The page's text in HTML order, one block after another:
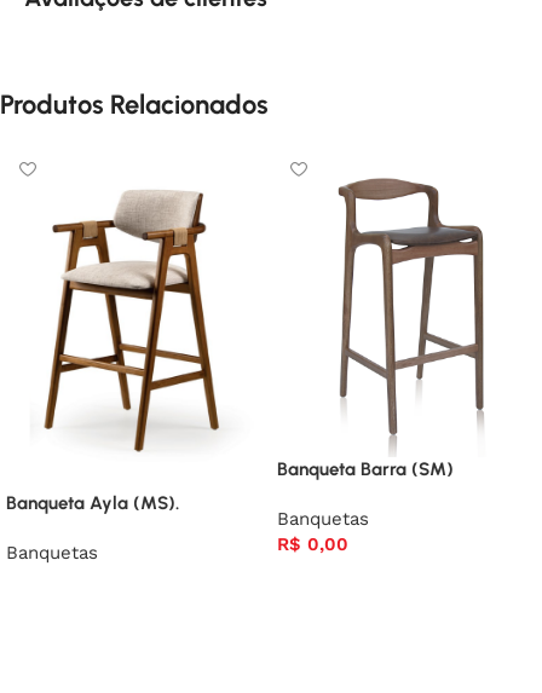
Produtos Relacionados
Banqueta Ayla (MS).
Banquetas
Banqueta Barra (SM)
Banquetas
R$ 0,00